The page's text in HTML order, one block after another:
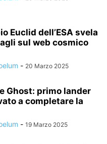
Euclid dell’ESA svela
sul web cosmico
- 20 Marzo 2025
Ghost: primo lander
a completare la
- 19 Marzo 2025